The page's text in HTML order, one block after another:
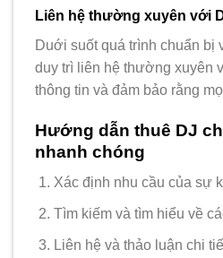
Liên hệ thường xuyên với
Duới suốt quá trình chuẩn bị
duy trì liên hệ thường xuyên
thông tin và đảm bảo rằng
Hướng dẫn thuê DJ
nhanh chóng
Xác định nhu cầu của sự
Tìm kiếm và tìm hiểu về
Liên hệ và thảo luận chi